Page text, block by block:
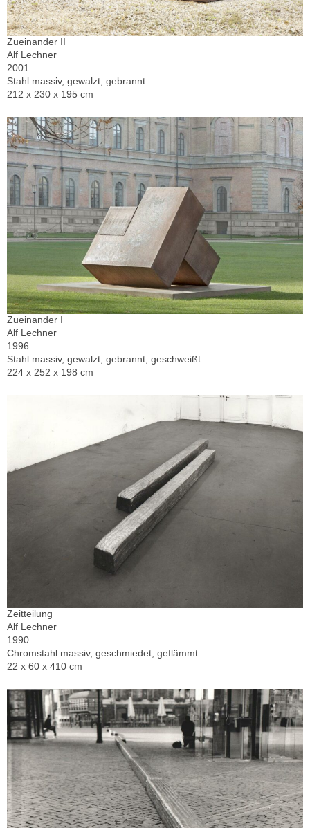
Zueinander II
Alf Lechner
2001
Stahl massiv, gewalzt, gebrannt
212 x 230 x 195 cm
Zueinander I
Alf Lechner
1996
Stahl massiv, gewalzt, gebrannt, geschweißt
224 x 252 x 198 cm
Zeitteilung
Alf Lechner
1990
Chromstahl massiv, geschmiedet, geflämmt
22 x 60 x 410 cm